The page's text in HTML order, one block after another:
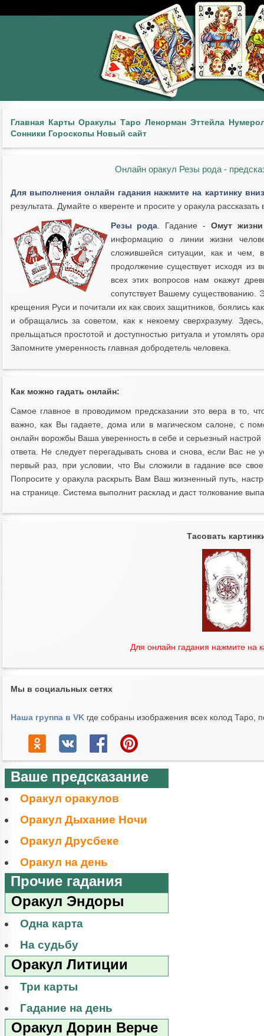
Главная Карты Оракулы Таро Ленорман Эттейла
Сонники Гороскопы Новый сайт
Онлайн оракул Резы рода -
Для выполнения онлайн гадания нажмите на картинку
результата. Думайте о кверенте и просите у оракула
Резы рода . Гадание -Омут жизни
информацию о линии жизни
сложившейся ситуации, как и чем,
продолжение существует исходя из
всех этих вопросов нам окажут
сопутствует Вашему существованию.
крещения Руси и почитали их как своих защитников, боялись
и обращались за советом, как к некоему сверхразуму.
прельщаться простотой и доступностью ритуала и утомлять
Запомните умеренность главная добродетель человека.
Как можно гадать онлайн:
Самое главное в проводимом предсказании это вера в то,
важно, как Вы гадаете, дома или в магическом салоне, с
онлайн ворожбы Ваша уверенность в себе и серьезный настрой
ответа. Не следует перегадывать снова и снова, если Вас не
первый раз, при условии, что Вы сложили в гадание все
Попросите у оракула раскрыть Вам Ваш жизненный путь,
на странице. Система выполнит расклад и даст толкование
Тасовать
Для онлайн гадания нажмите на
Мы в социальных сетях
Наша группа в VKгде собраны изображения всех колод Таро,
Ваше предсказание
Оракул оракулов
Оракул Дыхание Ночи
Оракул Друсбеке
Оракул на день
Прочие гадания
Оракул Эндоры
Одна карта
На судьбу
Оракул Литиции
Три карты
Гадание на день
Оракул Дорин Верче